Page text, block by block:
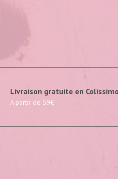
Livraison gratuite en Colissimo
A partir de 59€